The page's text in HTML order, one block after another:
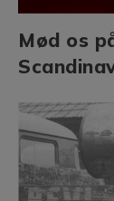
Mød os